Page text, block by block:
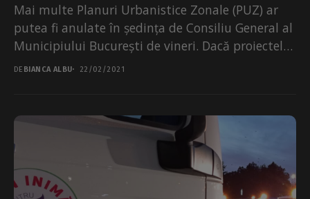
Mai multe Planuri Urbanistice Zonale (PUZ) ar
putea fi anulate în ședința de Consiliu General al
Municipiului București de vineri. Dacă proiectele
de...
DE BIANCA ALBU 22/02/2021